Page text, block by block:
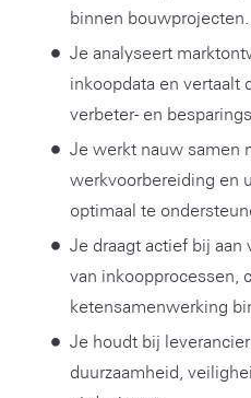
binnen bouwprojecten.
Je analyseert
inkoopdata en vertaalt
verbeter- en
Je werkt nauw samen
werkvoorbereiding en
optimaal te
Je draagt actief bij
van inkoopprocessen,
ketensamenwerking
Je houdt bij
duurzaamheid,